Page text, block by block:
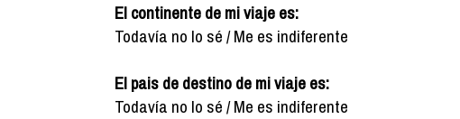
El continente de mi viaje es:
Todavía no lo sé / Me es indiferente
El pais de destino de mi viaje es:
Todavía no lo sé / Me es indiferente